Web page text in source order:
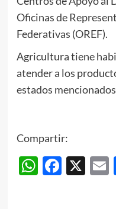
Oficinas de
Federativas (OREF).
Agricultura tiene
atender a los
estados
Compartir:
X